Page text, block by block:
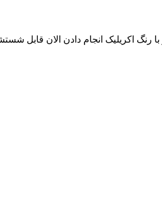
اکریلیک انجام دادن الان قابل